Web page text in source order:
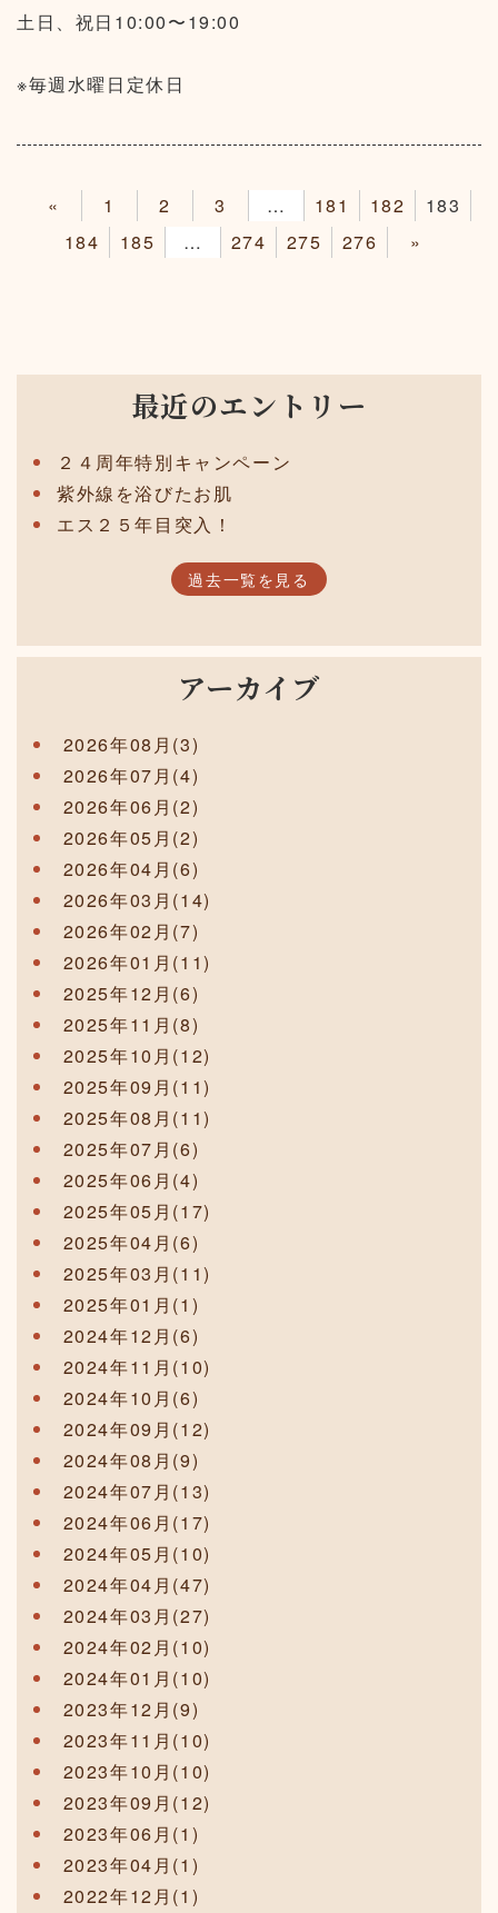
土日、祝日10:00〜19:00
※毎週水曜日定休日
« 1 2 3 4 181 182
183
184
185 186 274 275 276 »
最近のエントリー
２４周年特別キャンペーン
紫外線を浴びたお肌
エス２５年目突入！
過去一覧を見る
アーカイブ
2026年08月(3)
2026年07月(4)
2026年06月(2)
2026年05月(2)
2026年04月(6)
2026年03月(14)
2026年02月(7)
2026年01月(11)
2025年12月(6)
2025年11月(8)
2025年10月(12)
2025年09月(11)
2025年08月(11)
2025年07月(6)
2025年06月(4)
2025年05月(17)
2025年04月(6)
2025年03月(11)
2025年01月(1)
2024年12月(6)
2024年11月(10)
2024年10月(6)
2024年09月(12)
2024年08月(9)
2024年07月(13)
2024年06月(17)
2024年05月(10)
2024年04月(47)
2024年03月(27)
2024年02月(10)
2024年01月(10)
2023年12月(9)
2023年11月(10)
2023年10月(10)
2023年09月(12)
2023年06月(1)
2023年04月(1)
2022年12月(1)